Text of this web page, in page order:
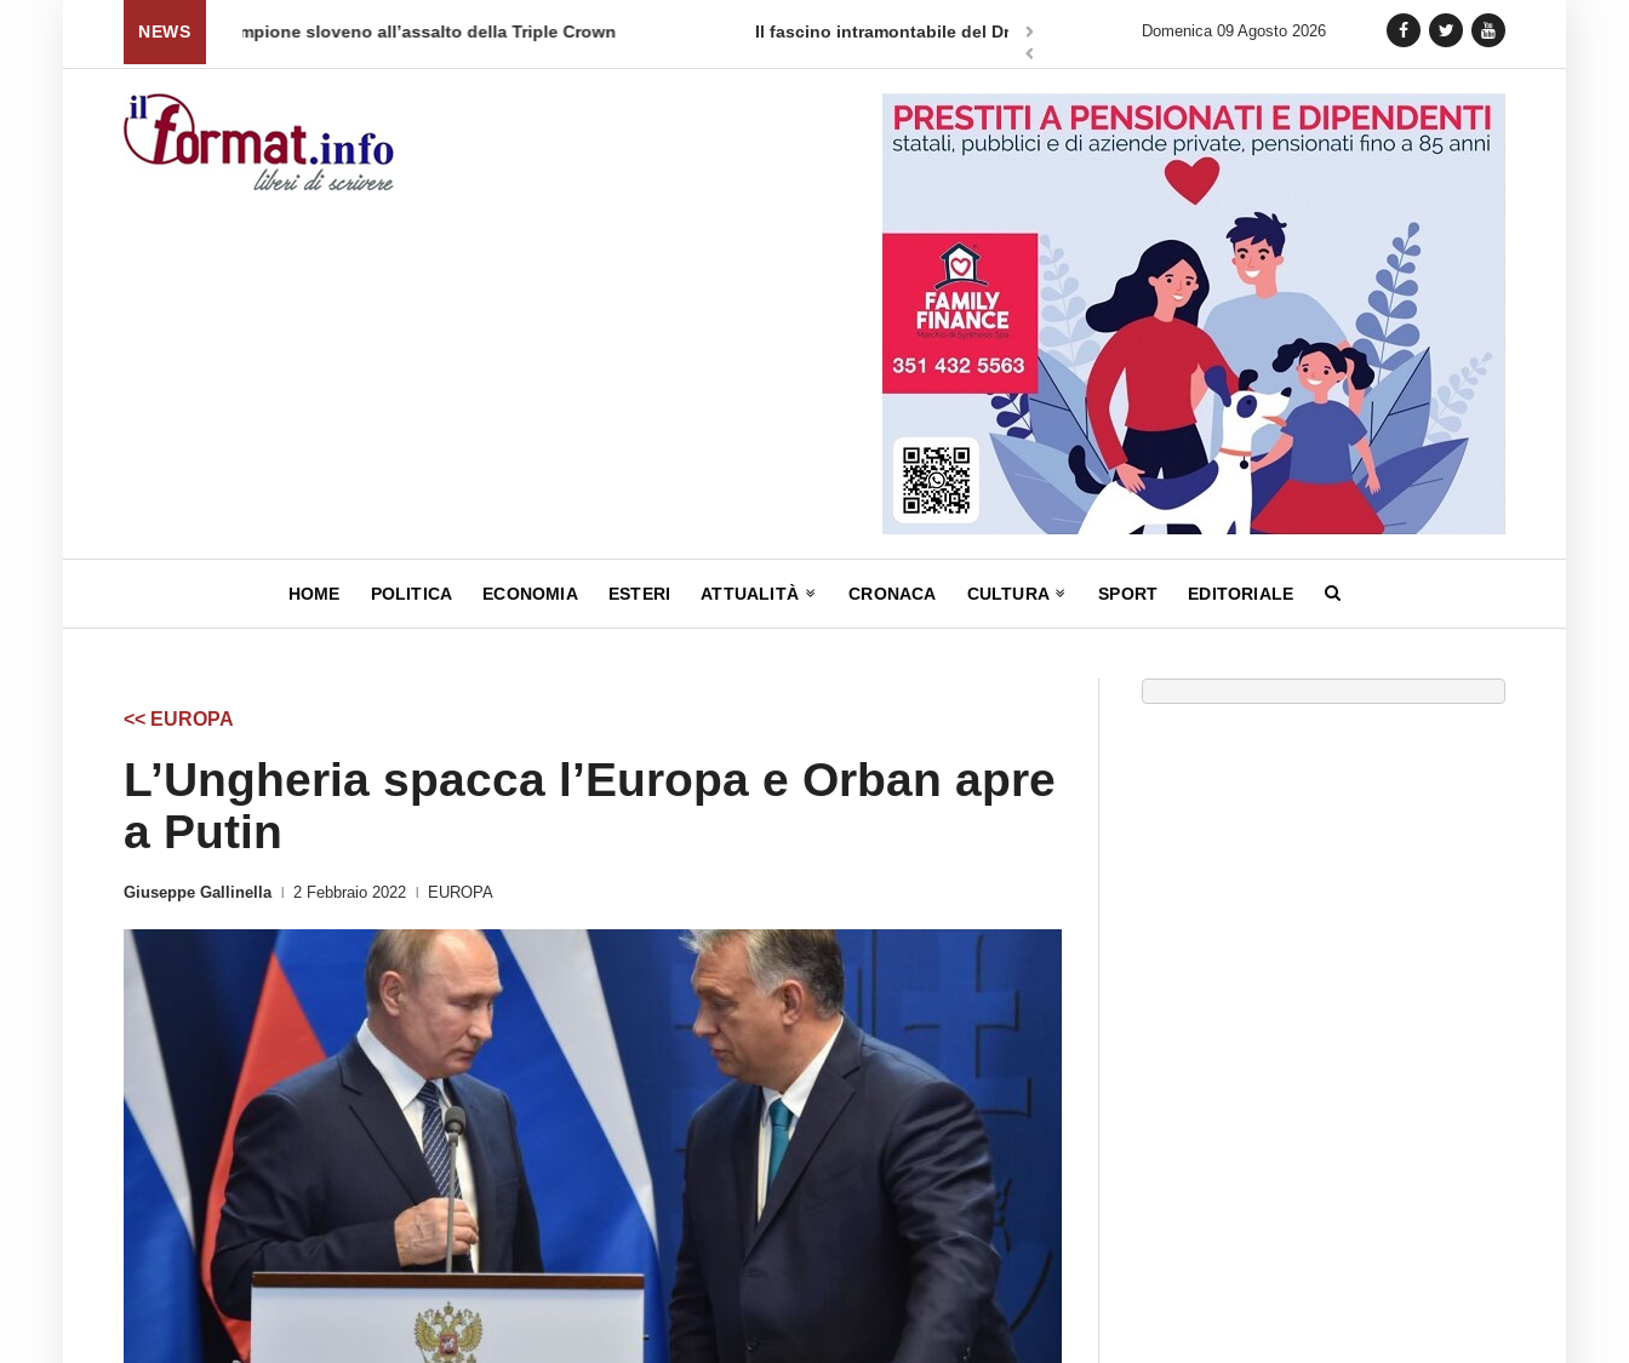
NEWS Il fascino intramontabile del Dress Watch: cinque fasce di prezzo per tornare a ... Quellidipiazzaaffari lancia un nuovo appuntamento in terra siciliana:
Domenica 09 Agosto 2026
HOME POLITICA ECONOMIA ESTERI ATTUALITÀ CRONACA CULTURA SPORT EDITORIALE
<< EUROPA
L’Ungheria spacca l’Europa e Orban apre
a Putin
Giuseppe Gallinella 2 Febbraio 2022 EUROPA